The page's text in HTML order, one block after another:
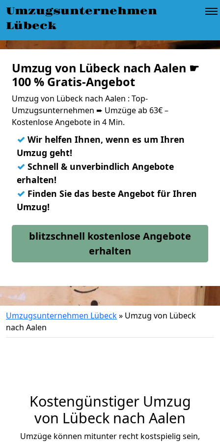
Umzugsunternehmen
Lübeck
Umzug von Lübeck nach Aalen ☛
100 % Gratis-Angebot
Umzug von Lübeck nach Aalen : Top-
Umzugsunternehmen ➨ Umzüge ab 63€ –
Kostenlose Angebote in 4 Min.
✓ Wir helfen Ihnen, wenn es um Ihren
Umzug geht!
✓ Schnell & unverbindlich Angebote
erhalten!
✓ Finden Sie das beste Angebot für Ihren
Umzug!
blitzschnell kostenlose Angebote
erhalten
Umzugsunternehmen Lübeck» Umzug von Lübeck
nach Aalen
Kostengünstiger Umzug
von Lübeck nach Aalen
Umzüge können mitunter recht kostspielig sein,